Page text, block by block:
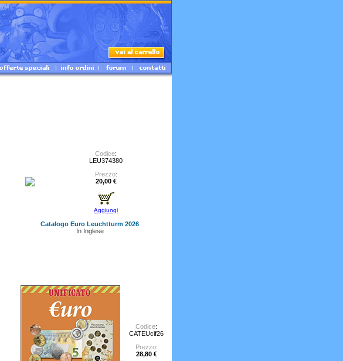
Codice:
LEU374380
Prezzo:
20,00 €
Aggiungi
Catalogo Euro Leuchtturm 2026
In Inglese
Codice:
CATEUcif26
Prezzo:
28,80 €